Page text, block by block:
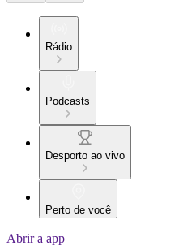
Rádio
Podcasts
Desporto ao vivo
Perto de você
Abrir a app